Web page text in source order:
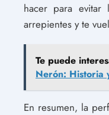
hacer para
arrepientes y te
Te puede
Nerón: Historia
En resumen, la